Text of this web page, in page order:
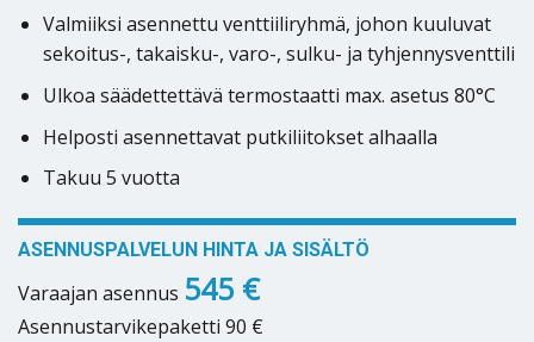
Valmiiksi asennettu venttiiliryhmä, johon kuuluvat
sekoitus-, takaisku-, varo-, sulku- ja tyhjennysventtili
Ulkoa säädettettävä termostaatti max. asetus 80°C
Helposti asennettavat putkiliitokset alhaalla
Takuu 5 vuotta
ASENNUSPALVELUN HINTA JA SISÄLTÖ
Varaajan asennus 545 €
Asennustarvikepaketti 90 €